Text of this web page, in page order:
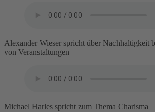
Alexander Wieser spricht über Nachhaltigkeit
von Veranstaltungen
Michael Harles spricht zum Thema Charisma